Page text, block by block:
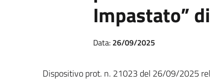
Impastato”
Data: 26/09/2025
Dispositivo prot. n. 21023 del 26/09/2025